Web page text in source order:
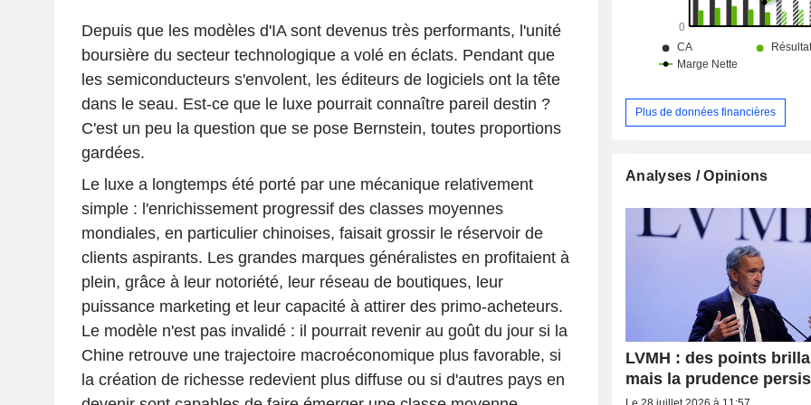
Depuis que les modèles d'IA sont devenus très performants, l'unité
boursière du secteur technologique a volé en éclats. Pendant que
les semiconducteurs s'envolent, les éditeurs de logiciels ont la tête
dans le seau. Est-ce que le luxe pourrait connaître pareil destin ?
C'est un peu la question que se pose Bernstein, toutes proportions
gardées.
Le luxe a longtemps été porté par une mécanique relativement
simple : l'enrichissement progressif des classes moyennes
mondiales, en particulier chinoises, faisait grossir le réservoir de
clients aspirants. Les grandes marques généralistes en profitaient à
plein, grâce à leur notoriété, leur réseau de boutiques, leur
puissance marketing et leur capacité à attirer des primo-acheteurs.
Le modèle n'est pas invalidé : il pourrait revenir au goût du jour si la
Chine retrouve une trajectoire macroéconomique plus favorable, si
la création de richesse redevient plus diffuse ou si d'autres pays en
chaînes Sephora, DFS et des
commercialisation des produits est
travers d'un réseau de 6 283
la suivante : France (8,3%),
Japon (7,9%), Asie (26,5%), Etats-
Plus de données financières
Analyses / Opinions
LVMH : des points
mais la prudence